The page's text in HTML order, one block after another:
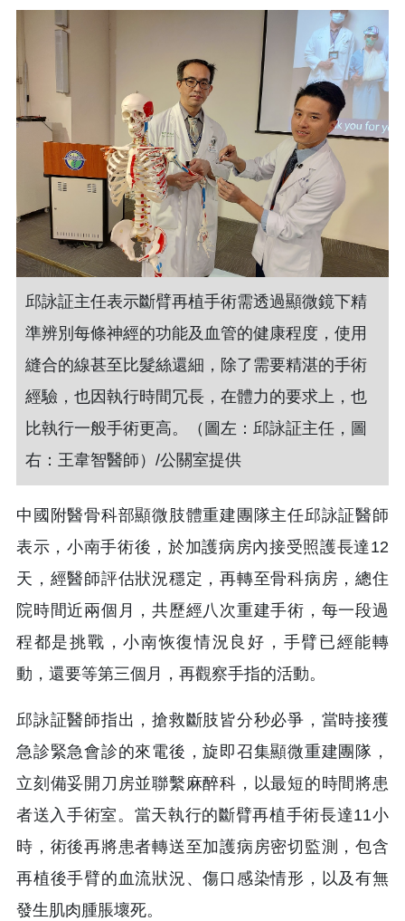
邱詠証主任表示斷臂再植手術需透過顯微鏡下精
準辨別每條神經的功能及血管的健康程度，使用
縫合的線甚至比髮絲還細，除了需要精湛的手術
經驗，也因執行時間冗長，在體力的要求上，也
比執行一般手術更高。（圖左：邱詠証主任，圖
右：王韋智醫師）/公關室提供
中國附醫骨科部顯微肢體重建團隊主任邱詠証醫師
表示，小南手術後，於加護病房內接受照護長達12
天，經醫師評估狀況穩定，再轉至骨科病房，總住
院時間近兩個月，共歷經八次重建手術，每一段過
程都是挑戰，小南恢復情況良好，手臂已經能轉
動，還要等第三個月，再觀察手指的活動。
邱詠証醫師指出，搶救斷肢皆分秒必爭，當時接獲
急診緊急會診的來電後，旋即召集顯微重建團隊，
立刻備妥開刀房並聯繫麻醉科，以最短的時間將患
者送入手術室。當天執行的斷臂再植手術長達11小
時，術後再將患者轉送至加護病房密切監測，包含
再植後手臂的血流狀況、傷口感染情形，以及有無
發生肌肉腫脹壞死。